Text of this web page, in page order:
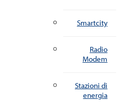
Smartcity
Radio
Modem
Stazioni di
energia